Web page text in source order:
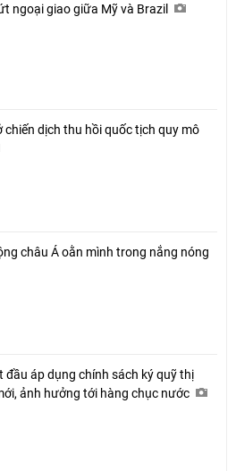
ngoại giao giữa Mỹ và Brazil
chiến dịch thu hồi quốc tịch quy mô
châu Á oằn mình trong nắng nóng
đầu áp dụng chính sách ký quỹ thị
ảnh hưởng tới hàng chục nước